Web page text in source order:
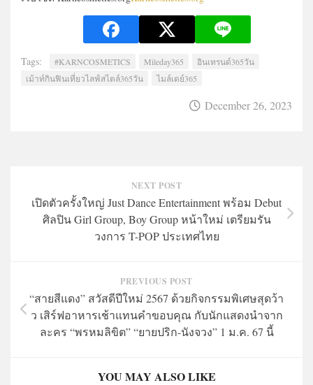
Tags: #KARNCOSMETICS Mileday365
อินเทรนด์365วัน
เม้าท์กินฟินเที่ยวไลฟ์สไตล์365วัน
ไมล์เดย์365
December 26, 2023
NEXT POST
เปิดตัวครั้งใหญ่ Just Dance Entertainment พร้อม Debut
ศิลปิน Girl Group, Boy Group หน้าใหม่ เตรียมรัน
วงการ T-POP ประเทศไทย
PREVIOUS POST
“สายสีแดง” สวัสดีปีใหม่ 2567 ด้วยกิจกรรมพิเศษสุดว้า
ว เสิร์ฟอาหารเช้าแทนคำขอบคุณ กับนักแสดงนำจาก
ละคร “พรหมลิขิต” “ยายปริก-นังจวง” 1 ม.ค. 67 นี้
YOU MAY ALSO LIKE